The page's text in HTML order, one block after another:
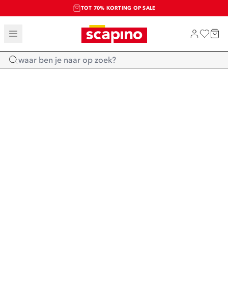
TOT 70% KORTING OP SALE
SALE: LAATSTE KANS!
SHOP NIEUW
Home